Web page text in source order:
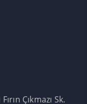
Çıkmazı Sk.